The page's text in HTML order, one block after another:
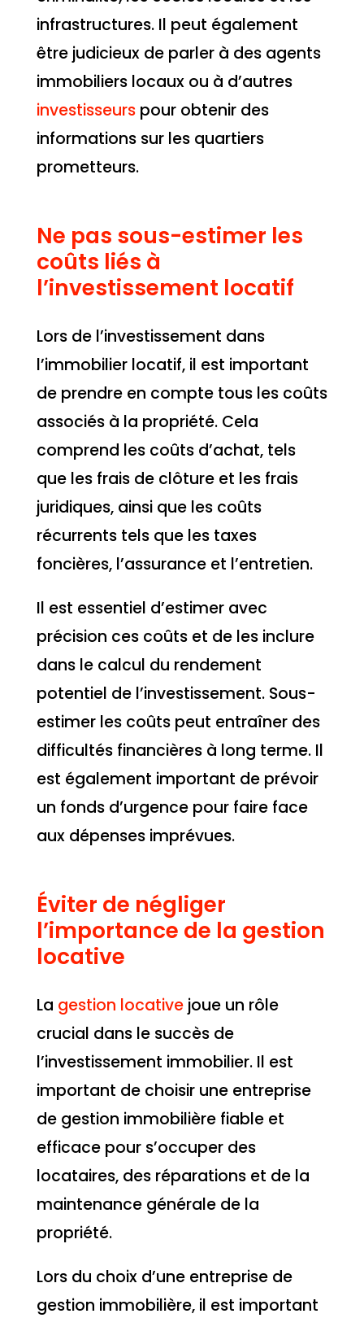
infrastructures. Il peut également
être judicieux de parler à des agents
immobiliers locaux ou à d’autres
investisseurspour obtenir des
informations sur les quartiers
prometteurs.
Ne pas sous-estimer les
coûts liés à
l’investissement locatif
Lors de l’investissement dans
l’immobilier locatif, il est important
de prendre en compte tous les coûts
associés à la propriété. Cela
comprend les coûts d’achat, tels
que les frais de clôture et les frais
juridiques, ainsi que les coûts
récurrents tels que les taxes
foncières, l’assurance et l’entretien.
Il est essentiel d’estimer avec
précision ces coûts et de les inclure
dans le calcul du rendement
potentiel de l’investissement. Sous-
estimer les coûts peut entraîner des
difficultés financières à long terme. Il
est également important de prévoir
un fonds d’urgence pour faire face
aux dépenses imprévues.
Éviter de négliger
l’importance de la gestion
locative
La gestion locativejoue un rôle
crucial dans le succès de
l’investissement immobilier. Il est
important de choisir une entreprise
de gestion immobilière fiable et
efficace pour s’occuper des
locataires, des réparations et de la
maintenance générale de la
propriété.
Lors du choix d’une entreprise de
gestion immobilière, il est important